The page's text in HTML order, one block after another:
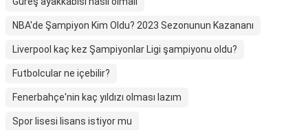
NBA'de Şampiyon Kim Oldu? 2023 Sezonunun Kazananı
Liverpool kaç kez Şampiyonlar Ligi şampiyonu oldu?
Futbolcular ne içebilir?
Fenerbahçe'nin kaç yıldızı olması lazım
Spor lisesi lisans istiyor mu